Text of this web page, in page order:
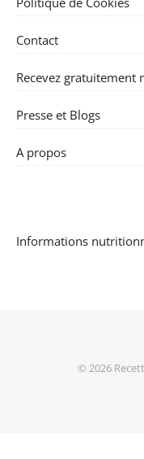
Contact
Recevez gratuitement
Presse et Blogs
A propos
Informations
© 2026